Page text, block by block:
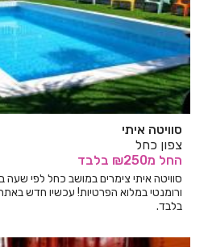
סוויטה איתי
צפון כחל
החל מ₪250 בלבד
סוויטה איתי צימרים במושב כחל לפי שעה
בלבד.